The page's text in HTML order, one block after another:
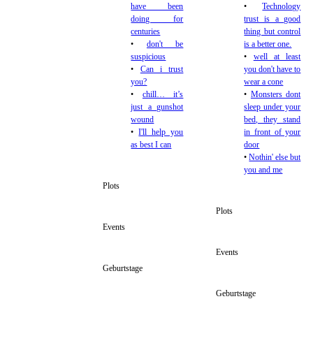
have been
doing for
centuries
• don't be
suspicious
• Can i trust
you?
• chill… it’s
just a gunshot
wound
•I'll help you
as best I can
Plots
Events
Geburtstage
•Technology
trust is a good
thing but control
is a better one.
• well at least
you don't have to
wear a cone
• Monsters dont
sleep under your
bed, they stand
in front of your
door
•Nothin' else but
you and me
Plots
Events
Geburtstage